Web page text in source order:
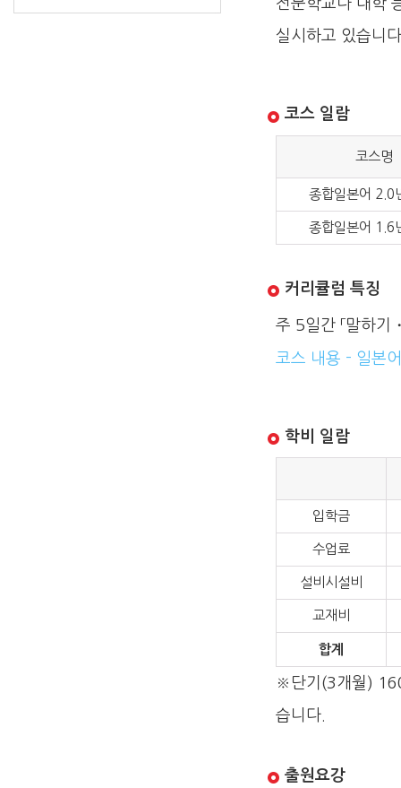
전문학교나 대학
실시하고 있습니
코스 일람
코스명
종합일본어 2.0
종합일본어 1.6
커리큘럼 특징
주 5일간 「말하
코스 내용 - 일본
학비 일람
입학금
수업료
설비시설비
교재비
합계
※단기(3개월)
습니다.
출원요강